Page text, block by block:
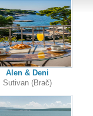
Alen & Deni
Sutivan (Brač)